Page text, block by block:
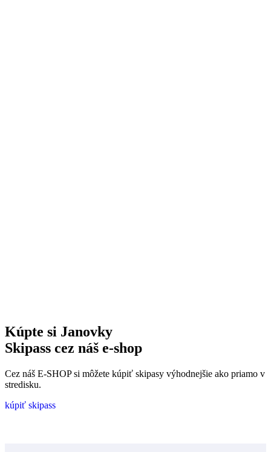
Kúpte si Janovky
Skipass cez náš e-shop
Cez náš E-SHOP si môžete kúpiť skipasy výhodnejšie ako priamo v
stredisku.
kúpiť skipass